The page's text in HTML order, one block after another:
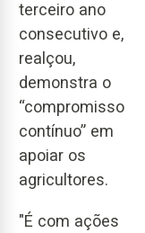
terceiro ano
consecutivo e,
realçou,
demonstra o
“compromisso
contínuo” em
apoiar os
agricultores.
"É com ações